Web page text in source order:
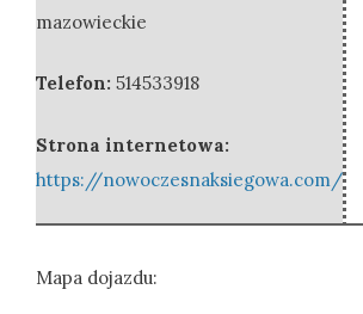
mazowieckie
Telefon: 514533918
Strona internetowa:
https://nowoczesnaksiegowa.com/
Mapa dojazdu: